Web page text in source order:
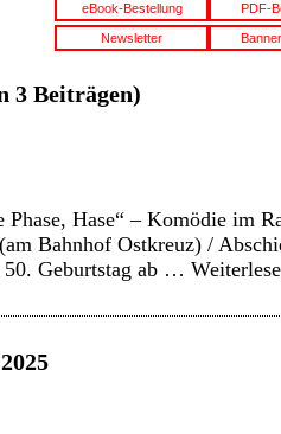
eBook-Bestellung PDF-
Newsletter
3 Beiträgen)
Hase“ – Komödie im
Bahnhof Ostkreuz) /
Geburtstag ab …